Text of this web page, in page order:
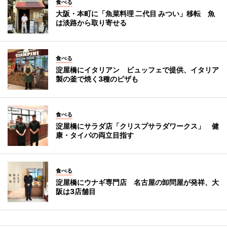
食べる
大阪・本町に「魚菜料理 二代目 みつい」移転 魚
は淡路から取り寄せる
食べる
淀屋橋にイタリアン ビュッフェで提供、イタリア
製の釜で焼く3種のピザも
食べる
淀屋橋にサラダ店「クリスプサラダワークス」 健
康・タイパの両立目指す
食べる
淀屋橋にウナギ専門店 名古屋の卸問屋が発祥、大
阪は3店舗目